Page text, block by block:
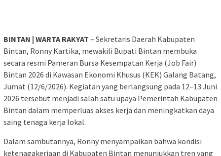
BINTAN | WARTA RAKYAT – Sekretaris Daerah Kabupaten
Bintan, Ronny Kartika, mewakili Bupati Bintan membuka
secara resmi Pameran Bursa Kesempatan Kerja (Job Fair)
Bintan 2026 di Kawasan Ekonomi Khusus (KEK) Galang Batang,
Jumat (12/6/2026). Kegiatan yang berlangsung pada 12–13 Juni
2026 tersebut menjadi salah satu upaya Pemerintah Kabupaten
Bintan dalam memperluas akses kerja dan meningkatkan daya
saing tenaga kerja lokal.
Dalam sambutannya, Ronny menyampaikan bahwa kondisi
ketenagakerjaan di Kabupaten Bintan menunjukkan tren yang